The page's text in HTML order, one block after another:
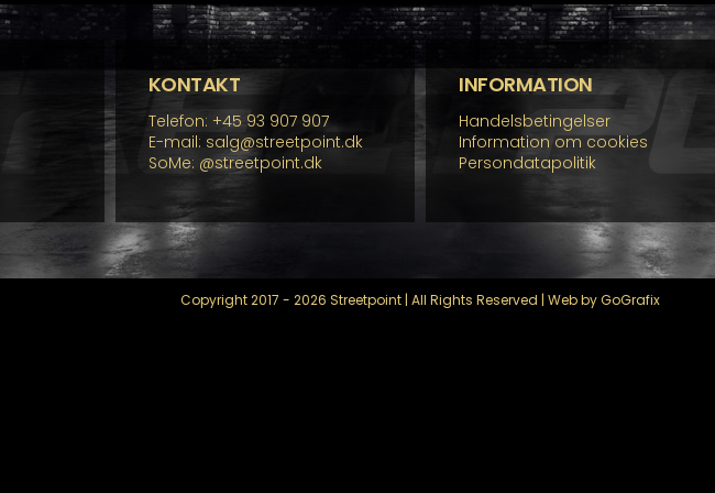
KONTAKT
Telefon: +45 93 907 907
E-mail: salg@streetpoint.dk
SoMe: @streetpoint.dk
INFORMATION
Handelsbetingelser
Information om cookies
Persondatapolitik
Copyright 2017 - 2026 Streetpoint | All Rights Reserved | Web by GoGrafix